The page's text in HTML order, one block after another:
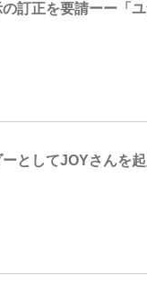
訂正を要請ーー「
としてJOYさんを